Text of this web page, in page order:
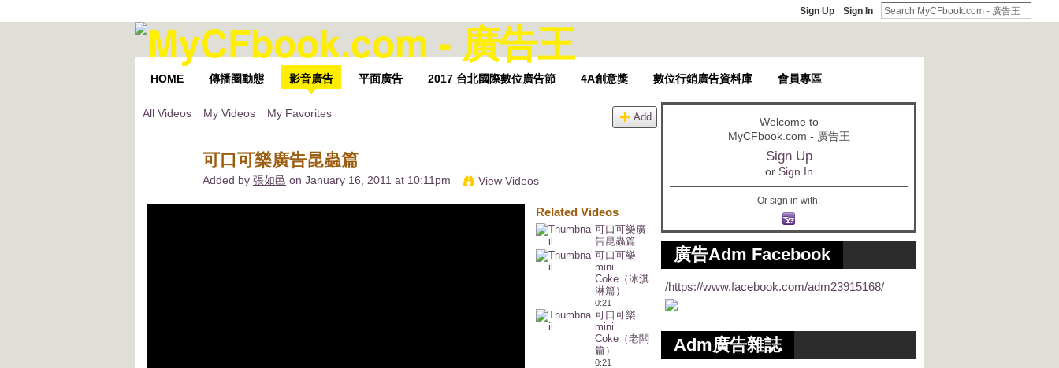
Sign Up Sign In
HOME 傳播圈動態 影音廣告 平面廣告 2017 台北國際數位廣告節 4A創意獎 數位行銷廣告資料庫 會員專區
All Videos My Videos My Favorites Add
可口可樂廣告昆蟲篇
Added by 張如邑 on January 16, 2011 at 10:11pm View Videos
Related Videos
可口可樂廣
告昆蟲篇
可口可樂
mini
Coke（冰淇
淋篇）
0:21
可口可樂
mini
Coke（老闆
篇）
0:21
Welcome to
MyCFbook.com - 廣告王
Sign Up
or Sign In
Or sign in with:
廣告Adm Facebook
/https://www.facebook.com/adm23915168/
Adm廣告雜誌